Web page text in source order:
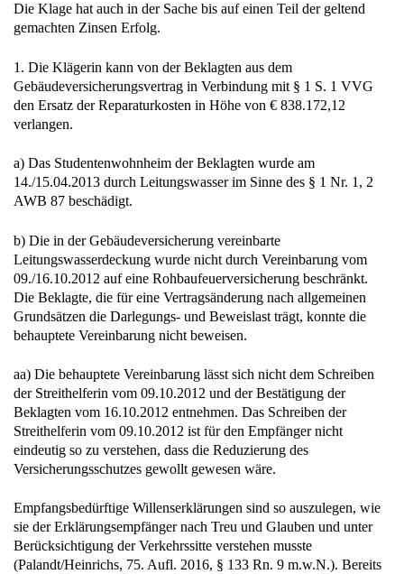
Die Klage hat auch in der Sache bis auf einen Teil der geltend
gemachten Zinsen Erfolg.
1. Die Klägerin kann von der Beklagten aus dem
Gebäudeversicherungsvertrag in Verbindung mit § 1 S. 1 VVG
den Ersatz der Reparaturkosten in Höhe von € 838.172,12
verlangen.
a) Das Studentenwohnheim der Beklagten wurde am
14./15.04.2013 durch Leitungswasser im Sinne des § 1 Nr. 1, 2
AWB 87 beschädigt.
b) Die in der Gebäudeversicherung vereinbarte
Leitungswasserdeckung wurde nicht durch Vereinbarung vom
09./16.10.2012 auf eine Rohbaufeuerversicherung beschränkt.
Die Beklagte, die für eine Vertragsänderung nach allgemeinen
Grundsätzen die Darlegungs- und Beweislast trägt, konnte die
behauptete Vereinbarung nicht beweisen.
aa) Die behauptete Vereinbarung lässt sich nicht dem Schreiben
der Streithelferin vom 09.10.2012 und der Bestätigung der
Beklagten vom 16.10.2012 entnehmen. Das Schreiben der
Streithelferin vom 09.10.2012 ist für den Empfänger nicht
eindeutig so zu verstehen, dass die Reduzierung des
Versicherungsschutzes gewollt gewesen wäre.
Empfangsbedürftige Willenserklärungen sind so auszulegen, wie
sie der Erklärungsempfänger nach Treu und Glauben und unter
Berücksichtigung der Verkehrssitte verstehen musste
(Palandt/Heinrichs, 75. Aufl. 2016, § 133 Rn. 9 m.w.N.). Bereits